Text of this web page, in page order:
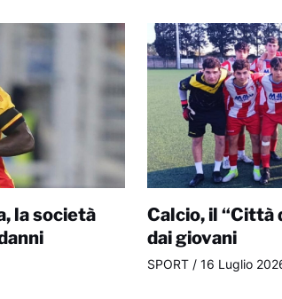
la società
Calcio, il “Città
dai giovani
SPORT / 16 Luglio